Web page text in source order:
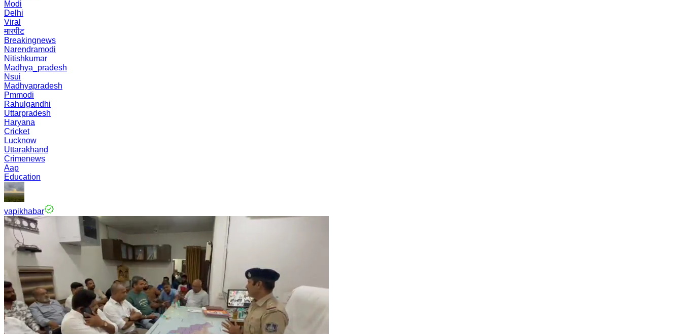
Modi
Delhi
Viral
मारपीट
Breakingnews
Narendramodi
Nitishkumar
Madhya_pradesh
Nsui
Madhyapradesh
Pmmodi
Rahulgandhi
Uttarpradesh
Haryana
Cricket
Lucknow
Uttarakhand
Crimenews
Aap
Education
vapikhabar